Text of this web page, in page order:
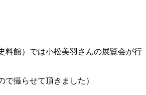
料館）では小松美羽さんの展覧会が行
で撮らせて頂きました）